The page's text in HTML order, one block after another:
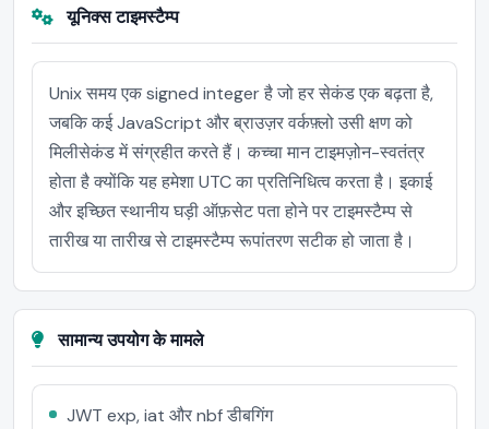
यूनिक्स टाइमस्टैम्प
Unix समय एक signed integer है जो हर सेकंड एक बढ़ता है,
जबकि कई JavaScript और ब्राउज़र वर्कफ़्लो उसी क्षण को
मिलीसेकंड में संग्रहीत करते हैं। कच्चा मान टाइमज़ोन-स्वतंत्र
होता है क्योंकि यह हमेशा UTC का प्रतिनिधित्व करता है। इकाई
और इच्छित स्थानीय घड़ी ऑफ़सेट पता होने पर टाइमस्टैम्प से
तारीख या तारीख से टाइमस्टैम्प रूपांतरण सटीक हो जाता है।
सामान्य उपयोग के मामले
JWT exp, iat और nbf डीबगिंग